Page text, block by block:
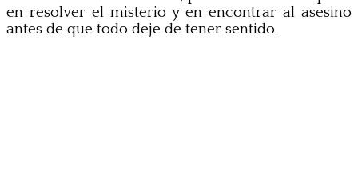
en resolver el misterio y en encontrar al asesino
antes de que todo deje de tener sentido.